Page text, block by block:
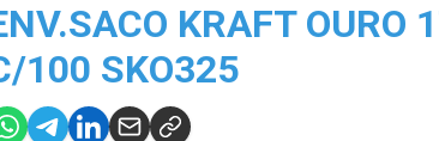
KRAFT OURO
100 SKO325